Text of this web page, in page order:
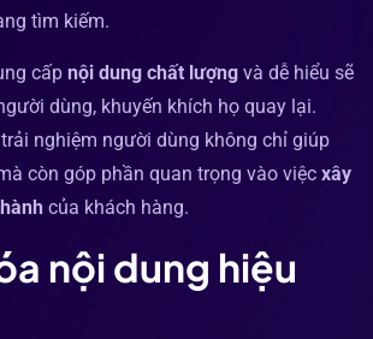
tìm kiếm.
cấp nội dung chất lượng và dễ hiểu sẽ
dùng, khuyến khích họ quay lại.
nghiệm người dùng không chỉ giúp
còn góp phần quan trọng vào việc xây
của khách hàng.
nội dung hiệu